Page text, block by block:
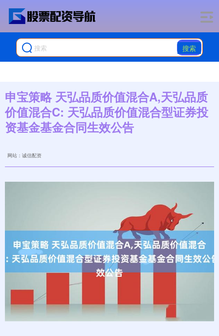
搜索
申宝策略 天弘品质价值混合A,天弘品质
价值混合C: 天弘品质价值混合型证券投
资基金基金合同生效公告
网站：诚信配资